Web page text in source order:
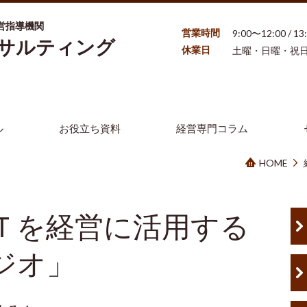
指導機関
ルティング
営業時間
9:00〜12:00 /
休業日
土曜・日曜・祝
お役立ち資料 経営専門コラム
HOME
を経営に活用する
オ」